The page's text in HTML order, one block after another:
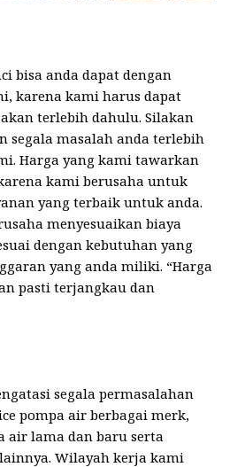
bisa anda dapat dengan
karena kami harus dapat
terlebih dahulu. Silakan
segala masalah anda terlebih
Harga yang kami tawarkan
kami berusaha untuk
yang terbaik untuk anda.
menyesuaikan biaya
dengan kebutuhan yang
yang anda miliki. “Harga
pasti terjangkau dan
segala permasalahan
pompa air berbagai merk,
air lama dan baru serta
Wilayah kerja kami